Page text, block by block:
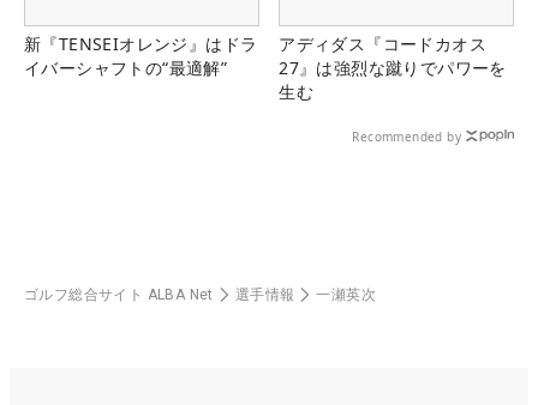
新『TENSEIオレンジ』はドラ
イバーシャフトの“最適解”
アディダス『コードカオス
27』は強烈な蹴りでパワーを
生む
Recommended by
ゴルフ総合サイト ALBA Net 選手情報 一瀬英次